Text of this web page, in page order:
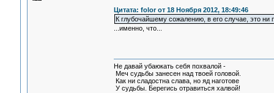
Цитата: folor от 18 Ноября 2012, 18:49:46
К глубочайшему сожалению, в его случае, это
...именно, что...
Не давай убаюкать себя похвалой -
Меч судьбы занесен над твоей головой.
Как ни сладостна слава, но яд наготове
У судьбы. Берегись отравиться халвой!